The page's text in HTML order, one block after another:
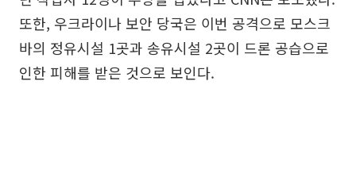
또한, 우크라이나 보안 당국은 이번 공격으로 모스크
바의 정유시설 1곳과 송유시설 2곳이 드론 공습으로
인한 피해를 받은 것으로 보인다.